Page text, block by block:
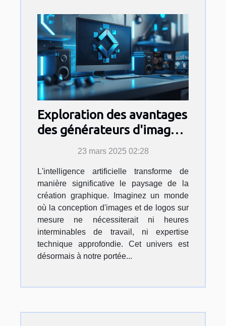
Exploration des avantages
des générateurs d'images
et de logos par IA
23 mars 2025 02:28
L'intelligence artificielle transforme de
manière significative le paysage de la
création graphique. Imaginez un monde
où la conception d'images et de logos sur
mesure ne nécessiterait ni heures
interminables de travail, ni expertise
technique approfondie. Cet univers est
désormais à notre portée...